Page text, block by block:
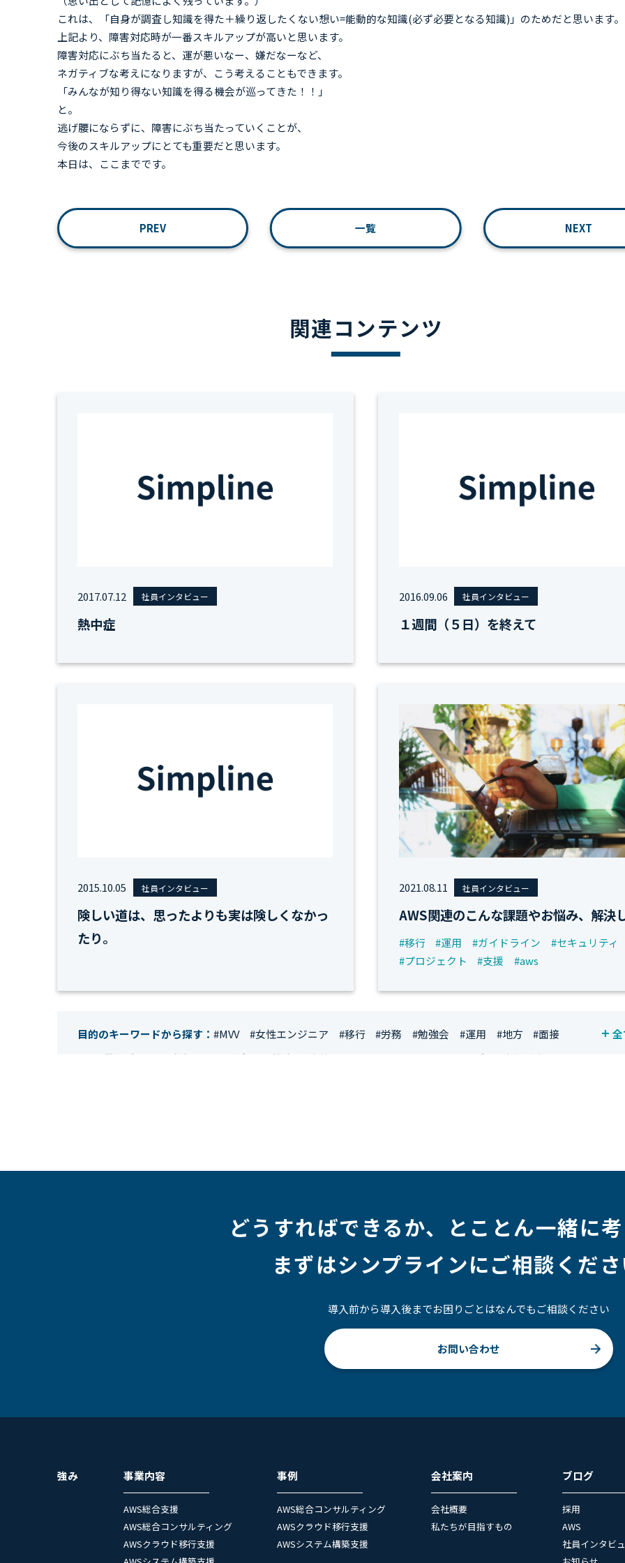
これは、「自身が調査し知識を得た＋繰り返したくない想い=能動的な知識(必ず必要となる知識)」のためだと思います。
上記より、障害対応時が一番スキルアップが高いと思います。
障害対応にぶち当たると、運が悪いなー、嫌だなーなど、
ネガティブな考えになりますが、こう考えることもできます。
「みんなが知り得ない知識を得る機会が巡ってきた！！」
と。
逃げ腰にならずに、障害にぶち当たっていくことが、
今後のスキルアップにとても重要だと思います。
本日は、ここまでです。
PREV 一覧 NEXT
関連コンテンツ
2017.07.12 社員インタビュー
熱中症
2016.09.06 社員インタビュー
１週間（５日）を終えて
2015.10.05 社員インタビュー
険しい道は、思ったよりも実は険しくなかっ
たり。
2021.08.11 社員インタビュー
AWS関連のこんな課題やお悩み、解決
#移行 #運用 #ガイドライン
#セキュリティ
#プロジェクト
#支援 #aws
目的のキーワードから探す：#MVV #女性エンジニア #移行 #労務 #勉強会 #運用 #地方
#面接
#IT業界
#経理 #試験 #キングダム #総務 #資格 #キャリア形成
#資格手当
どうすればできるか、
とことん一緒に
まずはシンプラインにご相談くだ
導入前から導入後までお困りごとはなんでもご相談ください
お問い合わせ
強み 事業内容
AWS総合支援
AWS総合コンサルティング
AWSクラウド移行支援
事例
AWS総合コンサルティング
AWSクラウド移行支援
AWSシステム構築支援
会社案内
会社概要
私たちが目指すもの
ブログ
採用
AWS
社員インタビ